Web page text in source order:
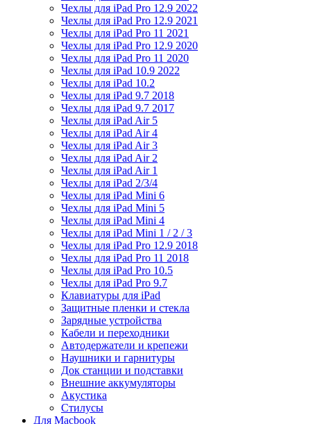
Чехлы для iPad Pro 12.9 2022
Чехлы для iPad Pro 12.9 2021
Чехлы для iPad Pro 11 2021
Чехлы для iPad Pro 12.9 2020
Чехлы для iPad Pro 11 2020
Чехлы для iPad 10.9 2022
Чехлы для iPad 10.2
Чехлы для iPad 9.7 2018
Чехлы для iPad 9.7 2017
Чехлы для iPad Air 5
Чехлы для iPad Air 4
Чехлы для iPad Air 3
Чехлы для iPad Air 2
Чехлы для iPad Air 1
Чехлы для iPad 2/3/4
Чехлы для iPad Mini 6
Чехлы для iPad Mini 5
Чехлы для iPad Mini 4
Чехлы для iPad Mini 1 / 2 / 3
Чехлы для iPad Pro 12.9 2018
Чехлы для iPad Pro 11 2018
Чехлы для iPad Pro 10.5
Чехлы для iPad Pro 9.7
Клавиатуры для iPad
Защитные пленки и стекла
Зарядные устройства
Кабели и переходники
Автодержатели и крепежи
Наушники и гарнитуры
Док станции и подставки
Внешние аккумуляторы
Акустика
Стилусы
Для Macbook